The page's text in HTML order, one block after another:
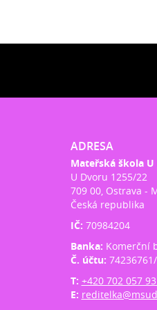
ADRESA
Mateřská škola
U Dvoru 1255/22
709 00, Ostrava -
Česká republika
IČ: 70984204
Banka: Komerční
Č. účtu:
T: +420 702 057
E: